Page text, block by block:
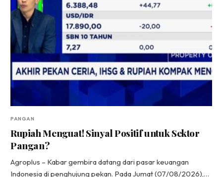
PANGAN
Rupiah Menguat! Sinyal Positif untuk Sektor
Pangan?
Agroplus – Kabar gembira datang dari pasar keuangan
Indonesia di penghujung pekan. Pada Jumat (07/08/2026),…